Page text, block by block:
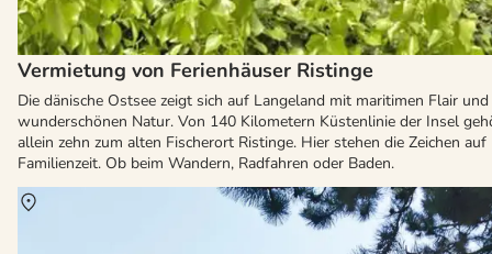
Vermietung von Ferienhäuser Ristinge
Die dänische Ostsee zeigt sich auf Langeland mit maritimen Flair und
wunderschönen Natur. Von 140 Kilometern Küstenlinie der Insel
allein zehn zum alten Fischerort Ristinge. Hier stehen die Zeichen auf
Familienzeit. Ob beim Wandern, Radfahren oder Baden.